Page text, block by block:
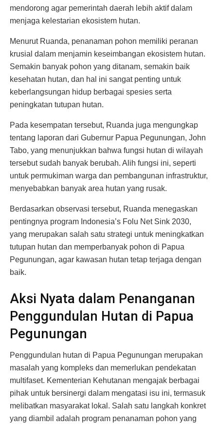
mendorong agar pemerintah daerah lebih aktif dalam
menjaga kelestarian ekosistem hutan.
Menurut Ruanda, penanaman pohon memiliki peranan
krusial dalam menjamin keseimbangan ekosistem hutan.
Semakin banyak pohon yang ditanam, semakin baik
kesehatan hutan, dan hal ini sangat penting untuk
keberlangsungan hidup berbagai spesies serta
peningkatan tutupan hutan.
Pada kesempatan tersebut, Ruanda juga mengungkap
tentang laporan dari Gubernur Papua Pegunungan, John
Tabo, yang menunjukkan bahwa fungsi hutan di wilayah
tersebut sudah banyak berubah. Alih fungsi ini, seperti
untuk permukiman warga dan pembangunan infrastruktur,
menyebabkan banyak area hutan yang rusak.
Berdasarkan observasi tersebut, Ruanda menegaskan
pentingnya program Indonesia’s Folu Net Sink 2030,
yang merupakan salah satu strategi untuk meningkatkan
tutupan hutan dan memperbanyak pohon di Papua
Pegunungan, agar kawasan hutan tetap terjaga dengan
baik.
Aksi Nyata dalam Penanganan
Penggundulan Hutan di Papua
Pegunungan
Penggundulan hutan di Papua Pegunungan merupakan
masalah yang kompleks dan memerlukan pendekatan
multifaset. Kementerian Kehutanan mengajak berbagai
pihak untuk bersinergi dalam mengatasi isu ini, termasuk
melibatkan masyarakat lokal. Salah satu langkah konkret
yang diambil adalah program penanaman pohon yang